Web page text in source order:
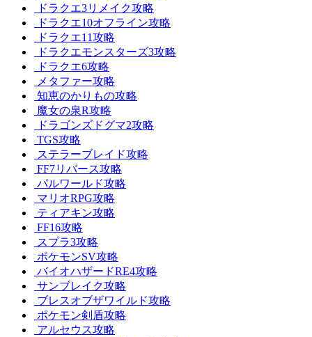
ドラクエ3リメイク攻略
ドラクエ10オフライン攻略
ドラクエ11攻略
ドラクエモンスターズ3攻略
ドラクエ6攻略
メタファー攻略
知恵のかりもの攻略
魔女の泉R攻略
ドラゴンズドグマ2攻略
TGS攻略
ステラーブレイド攻略
FF7リバース攻略
パルワールド攻略
マリオRPG攻略
ティアキン攻略
FF16攻略
スプラ3攻略
ポケモンSV攻略
バイオハザードRE4攻略
サンブレイク攻略
ブレスオブザワイルド攻略
ポケモン剣盾攻略
アルセウス攻略